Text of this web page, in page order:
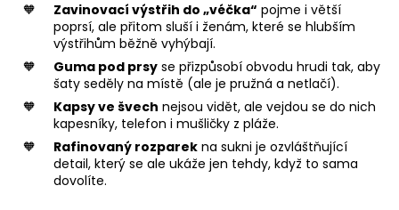
Zavinovací výstřih do „véčka“ pojme i větší
poprsí, ale přitom sluší i ženám, které se hlubším
výstřihům běžně vyhýbají.
Guma pod prsy se přizpůsobí obvodu hrudi tak, aby
šaty seděly na místě (ale je pružná a netlačí).
Kapsy ve švech nejsou vidět, ale vejdou se do nich
kapesníky, telefon i mušličky z pláže.
Rafinovaný rozparek na sukni je ozvláštňující
detail, který se ale ukáže jen tehdy, když to sama
dovolíte.